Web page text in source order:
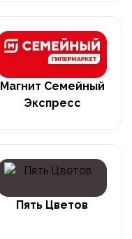
Магнит Семейный
Экспресс
Пять Цветов